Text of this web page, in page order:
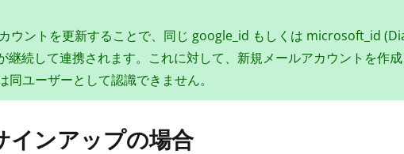
ウントを更新することで、同じ google_id もしくは microsoft_id
継続して連携されます。これに対して、新規メールアカウントを作
同ユーザーとして認識できません。
インアップの場合